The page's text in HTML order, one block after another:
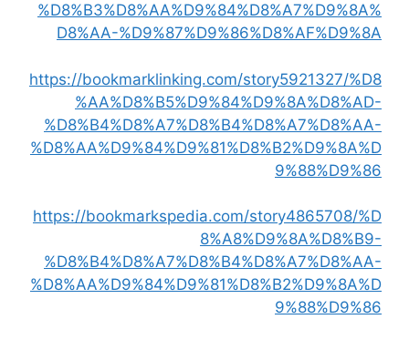
%D8%B3%D8%AA%D9%84%D8%A7%D9%8A%
D8%AA-%D9%87%D9%86%D8%AF%D9%8A
https://bookmarklinking.com/story5921327/%D8
%AA%D8%B5%D9%84%D9%8A%D8%AD-
%D8%B4%D8%A7%D8%B4%D8%A7%D8%AA-
%D8%AA%D9%84%D9%81%D8%B2%D9%8A%D
9%88%D9%86
https://bookmarkspedia.com/story4865708/%D
8%A8%D9%8A%D8%B9-
%D8%B4%D8%A7%D8%B4%D8%A7%D8%AA-
%D8%AA%D9%84%D9%81%D8%B2%D9%8A%D
9%88%D9%86